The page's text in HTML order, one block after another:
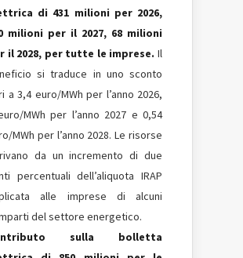
di 431 milioni per 2026,
milioni per il 2027, 68 milioni
il 2028, per tutte le imprese. Il
si traduce in uno sconto
a 3,4 euro/MWh per l’anno 2026,
MWh per l’anno 2027 e 0,54
MWh per l’anno 2028. Le risorse
da un incremento di due
percentuali dell’aliquota IRAP
alle imprese di alcuni
del settore energetico.
sulla bolletta